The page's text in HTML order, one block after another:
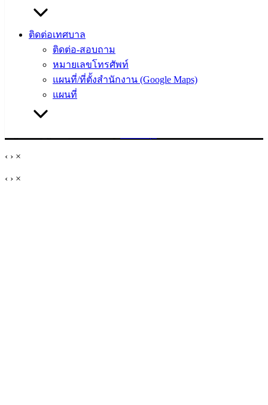
ติดต่อเทศบาล
ติดต่อ-สอบถาม
หมายเลขโทรศัพท์
แผนที่/ที่ตั้งสำนักงาน (Google Maps)
แผนที่
ผู้บริหาร
หัวหน้า
ส่วน
ราชการ
สภา
เทศบาล
สงวนลิขสิทธิ์ © 2563 เทศบาลเมืองอ่างศิลา จังหวัดชลบุรี |
‹ › ×
‹ › ×